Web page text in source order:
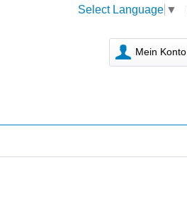
Select Language ▼
Mein Konto